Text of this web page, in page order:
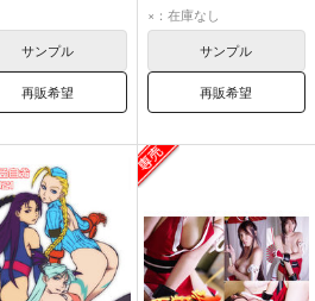
サンプル
再販希望
×：在庫なし
サンプル
再販希望